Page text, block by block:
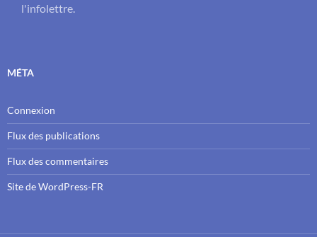
l'infolettre.
MÉTA
Connexion
Flux des publications
Flux des commentaires
Site de WordPress-FR